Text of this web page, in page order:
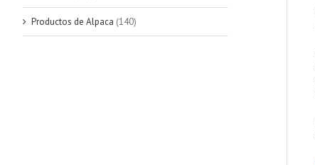
Productos de Alpaca (140)